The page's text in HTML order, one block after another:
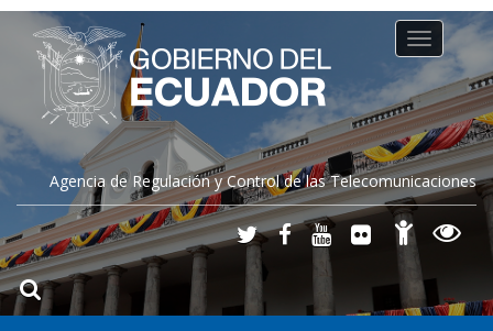
Agencia de Regulación y Control de las Telecomunicaciones
Toggle
navigation